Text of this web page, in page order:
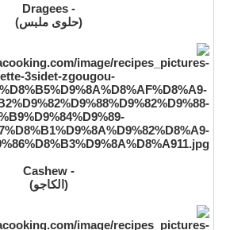
- Dragees
(حلوى ملبس)
- Cashew
(الكاجو)